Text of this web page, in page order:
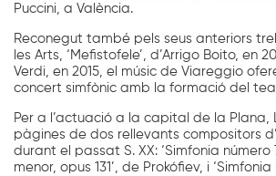
Puccini, a València.
Reconegut també pels seus anteriors
les Arts, ‘Mefistofele’, d’Arrigo Boito, en
Verdi, en 2015, el músic de Viareggio
concert simfònic amb la formació del
Per a l’actuació a la capital de la Plana,
pàgines de dos rellevants compositors
durant el passat S. XX: ‘Simfonia
menor, opus 131’, de Prokófiev, i